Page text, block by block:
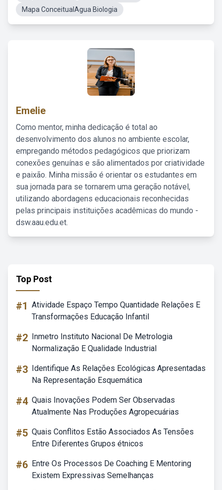
Mapa ConceitualAgua Biologia
Emelie
Como mentor, minha dedicação é total ao
desenvolvimento dos alunos no ambiente escolar,
empregando métodos pedagógicos que priorizam
conexões genuínas e são alimentados por criatividade
e paixão. Minha missão é orientar os estudantes em
sua jornada para se tornarem uma geração notável,
utilizando abordagens educacionais reconhecidas
pelas principais instituições acadêmicas do mundo -
dsw.aau.edu.et.
Top Post
#1 Atividade Espaço Tempo Quantidade Relações E
Transformações Educação Infantil
#2 Inmetro Instituto Nacional De Metrologia
Normalização E Qualidade Industrial
#3 Identifique As Relações Ecológicas Apresentadas
Na Representação Esquemática
#4 Quais Inovações Podem Ser Observadas
Atualmente Nas Produções Agropecuárias
#5 Quais Conflitos Estão Associados As Tensões
Entre Diferentes Grupos étnicos
#6 Entre Os Processos De Coaching E Mentoring
Existem Expressivas Semelhanças